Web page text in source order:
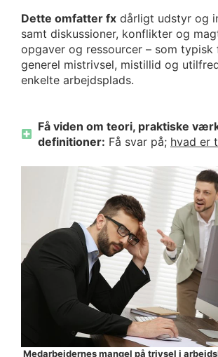
Dette omfatter fx dårligt udstyr og
samt diskussioner, konflikter og
opgaver og ressourcer – som typisk
generel mistrivsel, mistillid og
enkelte arbejdsplads.
Få viden om teori, praktiske
definitioner: Få svar på; hvad er
Medarbejdernes mangel på trivsel i